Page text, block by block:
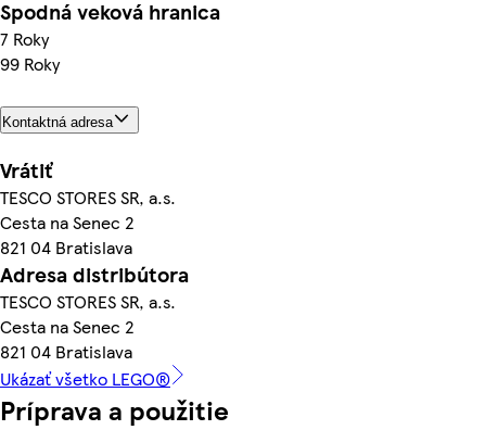
Spodná veková hranica
7 Roky
99 Roky
Kontaktná adresa
Vrátiť
TESCO STORES SR, a.s.
Cesta na Senec 2
821 04 Bratislava
Adresa distribútora
TESCO STORES SR, a.s.
Cesta na Senec 2
821 04 Bratislava
Ukázať všetko LEGO®
Príprava a použitie